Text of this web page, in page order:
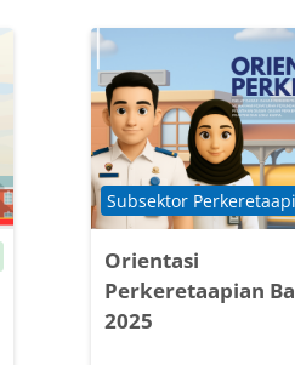
Orientasi
Perkeretaapian
2025
Course category
Subsektor